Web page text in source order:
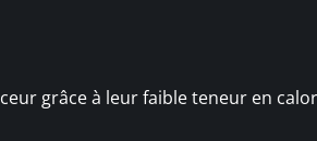
grâce à leur faible teneur en